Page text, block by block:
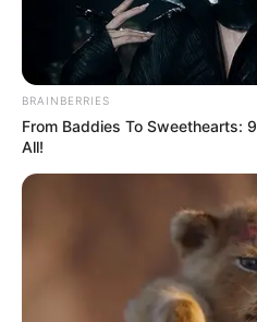
BRAINBERRIES
From Baddies To Sweethearts:
All!